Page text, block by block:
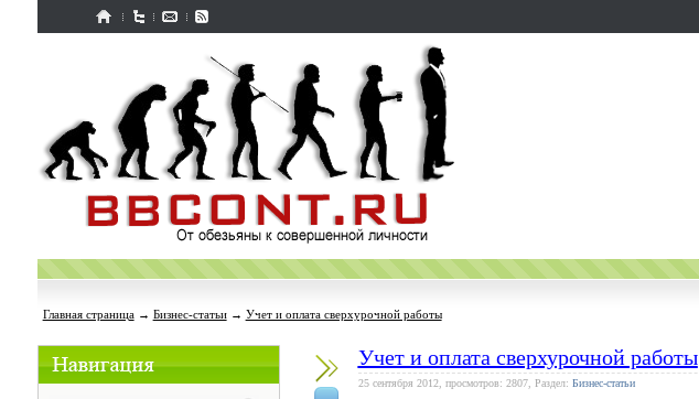
Главная страница→ Бизнес-статьи→ Учет и оплата сверхурочной работы
Учет и оплата сверхурочной работы
25 сентября 2012, просмотров: 2807, Раздел: Бизнес-статьи